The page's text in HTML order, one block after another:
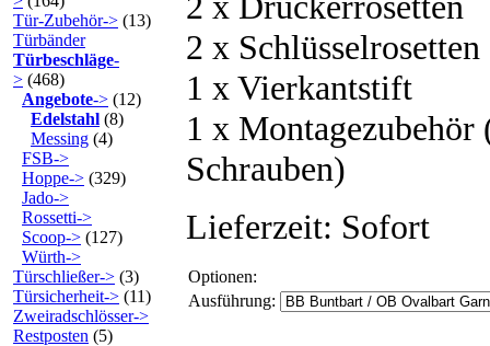
Tür-Zubehör-> (13)
Türbänder
Türbeschläge-
> (468)
Angebote-> (12)
Edelstahl (8)
Messing (4)
FSB->
Hoppe-> (329)
Jado->
Rossetti->
Scoop-> (127)
Würth->
Türschließer-> (3)
Türsicherheit-> (11)
Zweiradschlösser->
Restposten (5)
2 x Schlüsselrosetten
1 x Vierkantstift
1 x Montagezubehör
Schrauben)
Lieferzeit: Sofort
Optionen:
Ausführung: